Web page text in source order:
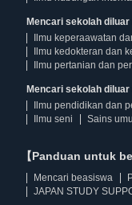
Mencari sekolah
Ilmu keperaawatan
Ilmu kedokteran dan
Ilmu pertanian dan
Mencari sekolah
Ilmu pendidikan dan
Ilmu seni
Sains
【Panduan untuk
Mencari beasiswa
JAPAN STUDY